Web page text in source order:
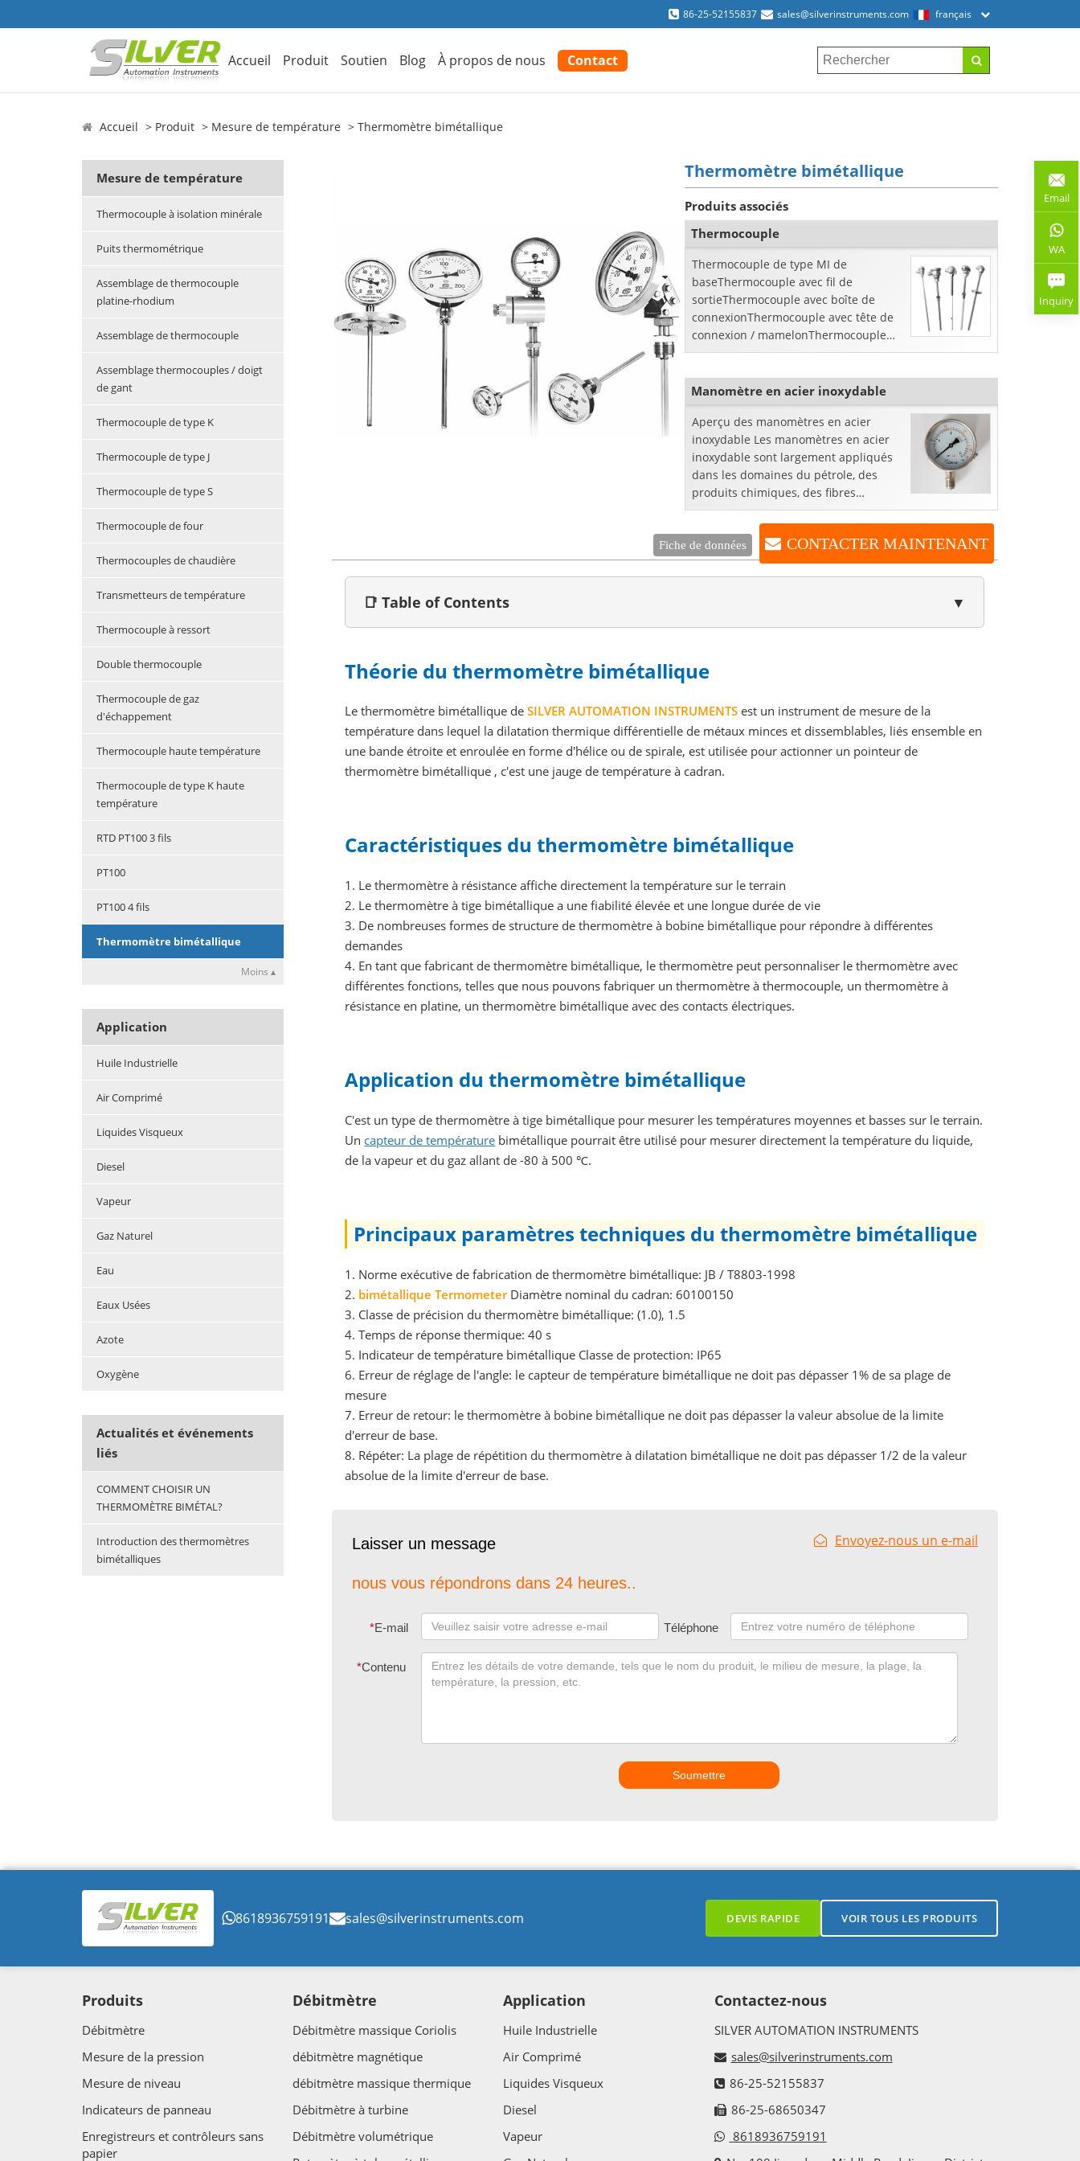
86-25-52155837 sales@silverinstruments.com français
Accueil Produit Soutien Blog À propos de nous Contact
Accueil Produit Mesure de température Thermomètre bimétallique
Mesure de température
Thermocouple à isolation minérale
Puits thermométrique
Assemblage de thermocouple
platine-rhodium
Assemblage de thermocouple
Assemblage thermocouples / doigt
de gant
Thermocouple de type K
Thermocouple de type J
Thermocouple de type S
Thermocouple de four
Thermocouples de chaudière
Transmetteurs de température
Thermocouple à ressort
Double thermocouple
Thermocouple de gaz
d'échappement
Thermocouple haute température
Thermocouple de type K haute
température
RTD PT100 3 fils
PT100
PT100 4 fils
Thermomètre bimétallique
Moins ▴
Application
Huile Industrielle
Air Comprimé
Liquides Visqueux
Diesel
Vapeur
Gaz Naturel
Eau
Eaux Usées
Azote
Oxygène
Actualités et événements
liés
COMMENT CHOISIR UN
THERMOMÈTRE BIMÉTAL?
Introduction des thermomètres
bimétalliques
Thermomètre bimétallique
Produits associés
Thermocouple
Thermocouple de type MI de
baseThermocouple avec fil de
sortieThermocouple avec boîte de
connexionThermocouple avec tête de
connexion / mamelonThermocouple
avec tête de connexion / mamelon /
thermométrique / ...
Manomètre en acier inoxydable
Aperçu des manomètres en acier
inoxydable Les manomètres en acier
inoxydable sont largement appliqués
dans les domaines du pétrole, des
produits chimiques, des fibres
chimiques, de la métallurgie, des
centrales électriques, etc.
Fiche de données CONTACTER MAINTENANT
📑 Table of Contents ▼
Théorie du thermomètre bimétallique
Le thermomètre bimétallique deSILVER AUTOMATION INSTRUMENTS est un instrument de mesure de la
température dans lequel la dilatation thermique différentielle de métaux minces et dissemblables, liés ensemble en
une bande étroite et enroulée en forme d'hélice ou de spirale, est utilisée pour actionner un pointeur de
thermomètre bimétallique , c'est une jauge de température à cadran.
Caractéristiques du thermomètre bimétallique
1. Le thermomètre à résistance affiche directement la température sur le terrain
2. Le thermomètre à tige bimétallique a une fiabilité élevée et une longue durée de vie
3. De nombreuses formes de structure de thermomètre à bobine bimétallique pour répondre à différentes
demandes
4. En tant que fabricant de thermomètre bimétallique, le thermomètre peut personnaliser le thermomètre avec
différentes fonctions, telles que nous pouvons fabriquer un thermomètre à thermocouple, un thermomètre à
résistance en platine, un thermomètre bimétallique avec des contacts électriques.
Application du thermomètre bimétallique
C'est un type de thermomètre à tige bimétallique pour mesurer les températures moyennes et basses sur le terrain.
Un capteur de température bimétallique pourrait être utilisé pour mesurer directement la température du liquide,
de la vapeur et du gaz allant de -80 à 500 ℃.
Principaux paramètres techniques du thermomètre bimétallique
1. Norme exécutive de fabrication de thermomètre bimétallique: JB / T8803-1998
2. bimétallique TermometerDiamètre nominal du cadran: 60100150
3. Classe de précision du thermomètre bimétallique: (1.0), 1.5
4. Temps de réponse thermique: 40 s
5. Indicateur de température bimétallique Classe de protection: IP65
6. Erreur de réglage de l'angle: le capteur de température bimétallique ne doit pas dépasser 1% de sa plage de
mesure
7. Erreur de retour: le thermomètre à bobine bimétallique ne doit pas dépasser la valeur absolue de la limite
d'erreur de base.
8. Répéter: La plage de répétition du thermomètre à dilatation bimétallique ne doit pas dépasser 1/2 de la valeur
absolue de la limite d'erreur de base.
Laisser un message Envoyez-nous un e-mail
nous vous répondrons dans 24 heures..
*E-mail Téléphone
*Contenu
Soumettre
8618936759191 sales@silverinstruments.com DEVIS RAPIDE VOIR TOUS LES PRODUITS
Produits
Débitmètre
Mesure de la pression
Mesure de niveau
Indicateurs de panneau
Enregistreurs et contrôleurs sans
papier
Débitmètre
Débitmètre massique Coriolis
débitmètre magnétique
débitmètre massique thermique
Débitmètre à turbine
Débitmètre volumétrique
Application
Huile Industrielle
Air Comprimé
Liquides Visqueux
Diesel
Vapeur
Contactez-nous
SILVER AUTOMATION INSTRUMENTS
sales@silverinstruments.com
86-25-52155837
86-25-68650347
8618936759191
Email
WA
Inquiry